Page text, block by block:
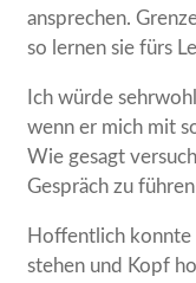
ansprechen.
so lernen sie fürs
Ich würde
wenn er mich mit
Wie gesagt
Gespräch zu
Hoffentlich konnte
stehen und Kopf